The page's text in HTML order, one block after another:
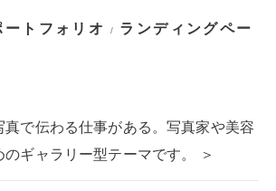
トフォリオ / ランディングペー
で伝わる仕事がある。写真家や美容
ギャラリー型テーマです。 ＞